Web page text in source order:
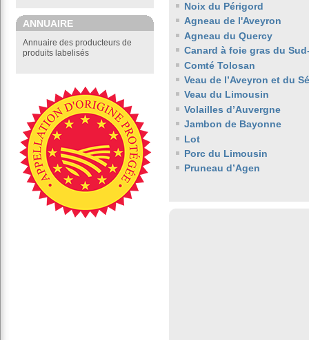
ANNUAIRE
Annuaire des producteurs de
produits labelisés
Noix du Périgord
Agneau de l'Aveyron
Agneau du Quercy
Canard à foie gras du
Comté Tolosan
Veau de l’Aveyron et du
Veau du Limousin
Volailles d’Auvergne
Jambon de Bayonne
Lot
Porc du Limousin
Pruneau d’Agen